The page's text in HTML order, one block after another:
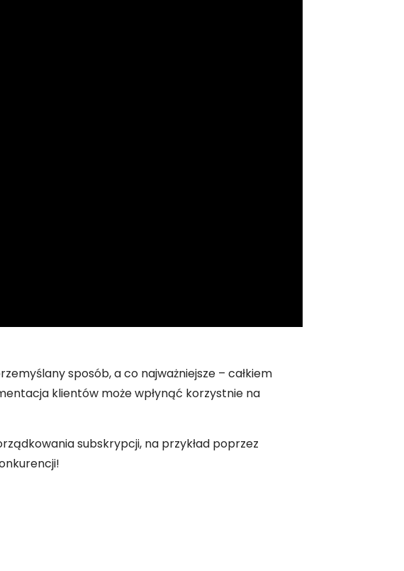
sposób, a co najważniejsze – całkiem
klientów może wpłynąć korzystnie na
subskrypcji, na przykład poprzez